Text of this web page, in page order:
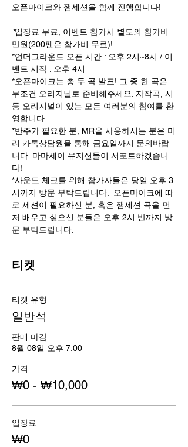
오픈마이크와 잼세션을 함께 진행합니다!
*입장료 무료, 이벤트 참가시 별도의 참가비
만원(200팬은 참가비 무료)!
*언더그라운드 오픈 시간 : 오후 2시~8시 / 이
벤트 시작 : 오후 4시
*오픈마이크는 총 두 곡 발표! 그 중 한 곡은
무조건 오리지널로 준비해주세요. 자작곡, 시
등 오리지널이 있는 모든 여러분의 참여를 환
영합니다.
*반주가 필요한 분, MR을 사용하시는 분은 미
리 카톡상담원을 통해 금요일까지 문의바랍
니다. 마마세이 뮤지션들이 서포트하겠습니
다!
*사운드 체크를 위해 참가자들은 당일 오후 3
시까지 방문 부탁드립니다.  오픈마이크에 따
로 세션이 필요하신 분, 혹은 잼세션 곡을 먼
저 배우고 싶으신 분들은 오후 2시 반까지 방
문 부탁드립니다.
티켓
티켓 유형
일반석
판매 마감
8월 08일 오후 7:00
가격
₩0 - ₩10,000
입장료
₩0